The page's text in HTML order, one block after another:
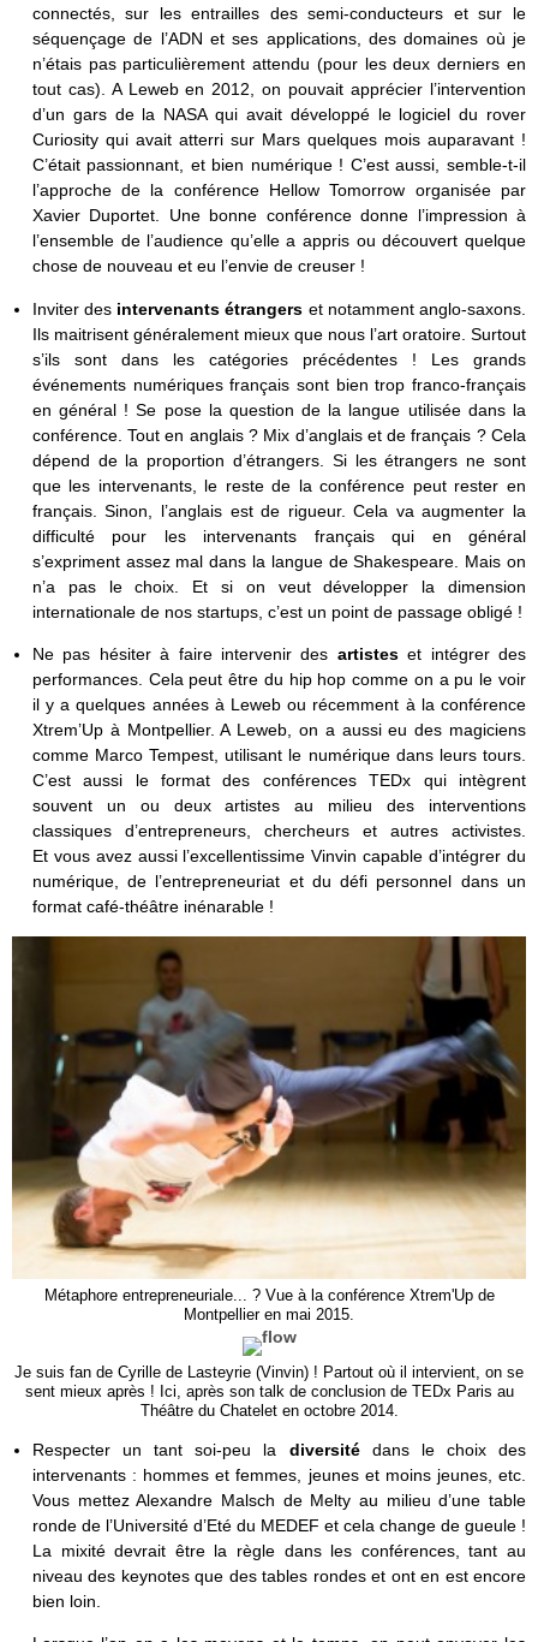
connectés, sur les entrailles des semi-conducteurs et sur le
séquençage de l’ADN et ses applications, des domaines où je
n’étais pas particulièrement attendu (pour les deux derniers en
tout cas). A Leweb en 2012, on pouvait apprécier l’intervention
d’un gars de la NASA qui avait développé le logiciel du rover
Curiosity qui avait atterri sur Mars quelques mois auparavant !
C’était passionnant, et bien numérique ! C’est aussi, semble-t-il
l’approche de la conférence Hellow Tomorrow organisée par
Xavier Duportet. Une bonne conférence donne l’impression à
l’ensemble de l’audience qu’elle a appris ou découvert quelque
chose de nouveau et eu l’envie de creuser !
Inviter des intervenants étrangers et notamment anglo-saxons.
Ils maitrisent généralement mieux que nous l’art oratoire. Surtout
s’ils sont dans les catégories précédentes ! Les grands
événements numériques français sont bien trop franco-français
en général ! Se pose la question de la langue utilisée dans la
conférence. Tout en anglais ? Mix d’anglais et de français ? Cela
dépend de la proportion d’étrangers. Si les étrangers ne sont
que les intervenants, le reste de la conférence peut rester en
français. Sinon, l’anglais est de rigueur. Cela va augmenter la
difficulté pour les intervenants français qui en général
s’expriment assez mal dans la langue de Shakespeare. Mais on
n’a pas le choix. Et si on veut développer la dimension
internationale de nos startups, c’est un point de passage obligé !
Ne pas hésiter à faire intervenir des artisteset intégrer des
performances. Cela peut être du hip hop comme on a pu le voir
il y a quelques années à Leweb ou récemment à la conférence
Xtrem’Up à Montpellier. A Leweb, on a aussi eu des magiciens
comme Marco Tempest, utilisant le numérique dans leurs tours.
C’est aussi le format des conférences TEDx qui intègrent
souvent un ou deux artistes au milieu des interventions
classiques d’entrepreneurs, chercheurs et autres activistes.
Et vous avez aussi l’excellentissime Vinvin capable d’intégrer du
numérique, de l’entrepreneuriat et du défi personnel dans un
format café-théâtre inénarable !
Métaphore entrepreneuriale... ? Vue à la conférence Xtrem'Up de
Montpellier en mai 2015.
Je suis fan de Cyrille de Lasteyrie (Vinvin) ! Partout où il intervient, on se
sent mieux après ! Ici, après son talk de conclusion de TEDx Paris au
Théâtre du Chatelet en octobre 2014.
Respecter un tant soi-peu la diversitédans le choix des
intervenants : hommes et femmes, jeunes et moins jeunes, etc.
Vous mettez Alexandre Malsch de Melty au milieu d’une table
ronde de l’Université d’Eté du MEDEF et cela change de gueule !
La mixité devrait être la règle dans les conférences, tant au
niveau des keynotes que des tables rondes et ont en est encore
bien loin.